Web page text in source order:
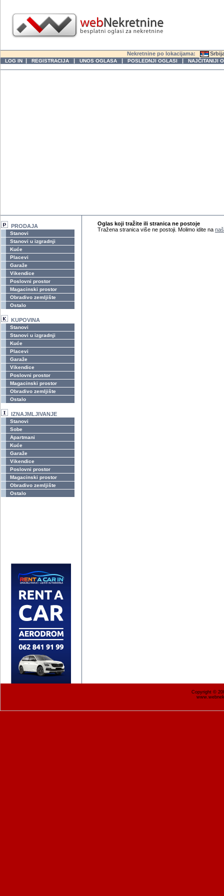
Nekretnine po lokacijama:
LOG IN | REGISTRACIJA | UNOS OGLASA | POSLEDNJI OGLASI | NAJČITANIJI
PRODAJA
Stanovi
Stanovi u izgradnji
Kuće
Placevi
Garaže
Vikendice
Poslovni prostor
Magacinski prostor
Obradivo zemljište
Ostalo
KUPOVINA
Stanovi
Stanovi u izgradnji
Kuće
Placevi
Garaže
Vikendice
Poslovni prostor
Magacinski prostor
Obradivo zemljište
Ostalo
IZNAJMLJIVANJE
Stanovi
Sobe
Apartmani
Kuće
Garaže
Vikendice
Poslovni prostor
Magacinski prostor
Obradivo zemljište
Ostalo
Oglas koji tražite ili stranica ne postoje
Tražena stranica više ne postoji. Molimo idite na
Copyright ©